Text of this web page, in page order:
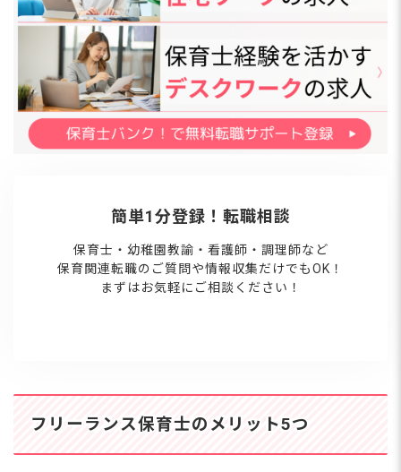
簡単1分登録！転職相談
保育士・幼稚園教諭・看護師・調理師など
保育関連転職のご質問や情報収集だけでもOK！
まずはお気軽にご相談ください！
フリーランス保育士のメリット5つ